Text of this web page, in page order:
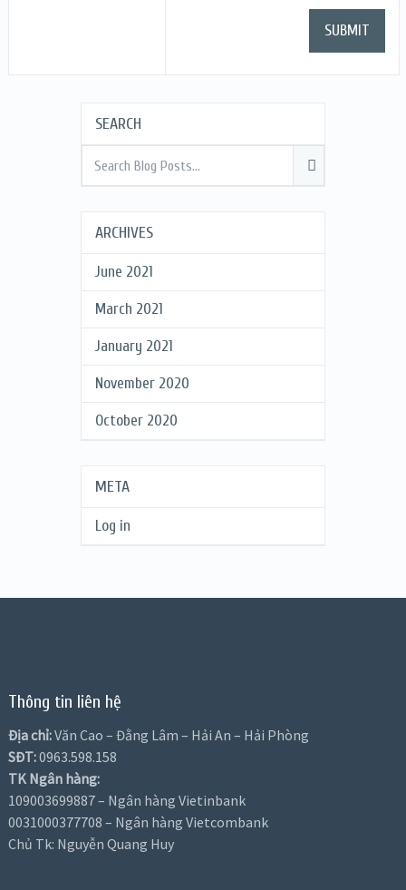
SEARCH
ARCHIVES
June 2021
March 2021
January 2021
November 2020
October 2020
META
Log in
Thông tin liên hệ
Địa chỉ:Văn Cao – Đằng Lâm – Hải An – Hải Phòng
SĐT:0963.598.158
TK Ngân hàng:
109003699887 – Ngân hàng Vietinbank
0031000377708 – Ngân hàng Vietcombank
Chủ Tk: Nguyễn Quang Huy